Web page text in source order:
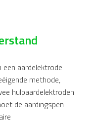
aardelektrode
methode,
hulpaardelektroden
de aardingspen